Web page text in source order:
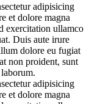
adipisicing
et dolore magna
exercitation ullamco
Duis aute irure
dolore eu fugiat
non proident, sunt
adipisicing
et dolore magna